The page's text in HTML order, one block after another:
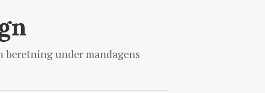
beretning under mandagens